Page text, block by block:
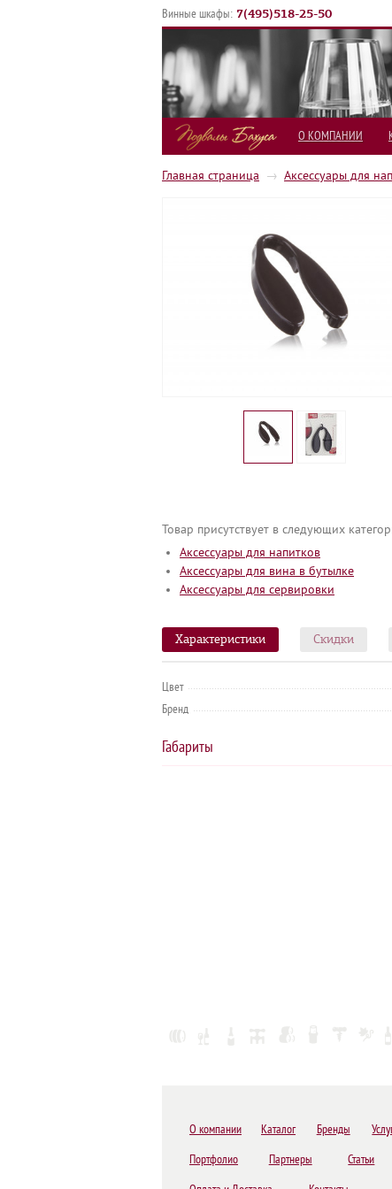
Винные шкафы: 7(495)518-25-50
О КОМПАНИИ
Главная страница → Аксессуары для
Товар присутствует в следующих
Аксессуары для напитков
Аксессуары для вина в бутылке
Аксессуары для сервировки
Характеристики Скидки
Цвет
Бренд
Габариты
О компании Каталог Бренды
Портфолио Партнеры Статьи